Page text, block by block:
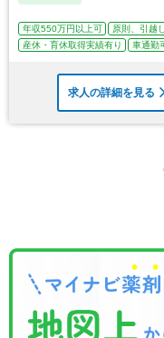
年収550万円以上可 原則、引越
産休・育休取得実績有り
車通勤
求人の詳細を見る